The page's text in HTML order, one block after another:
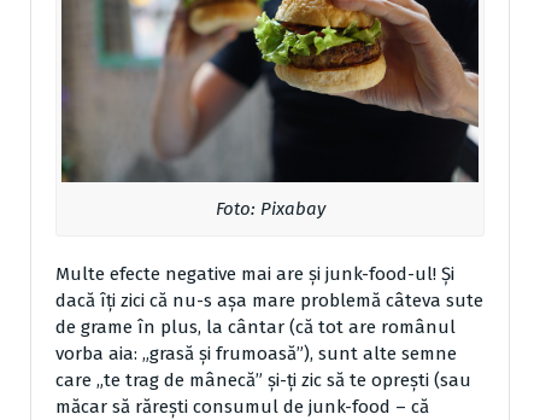
Foto: Pixabay
Multe efecte negative mai are și junk-food-ul! Și
dacă îți zici că nu-s așa mare problemă câteva sute
de grame în plus, la cântar (că tot are românul
vorba aia: „grasă și frumoasă”), sunt alte semne
care „te trag de mânecă” și-ți zic să te oprești (sau
măcar să rărești consumul de junk-food – că